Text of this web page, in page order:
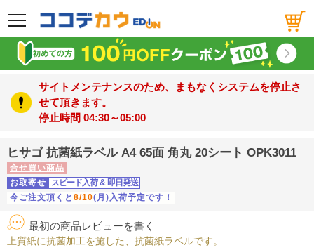
メニュー
サイトメンテナンスのため、まもなくシステムを停止さ
せて頂きます。
停止時間 04:30～05:00
ヒサゴ 抗菌紙ラベル A4 65面 角丸 20シート OPK3011
合せ買い商品
お取寄せ
スピード入荷 & 即日発送
今ご注文頂くと 8/10(月)入荷予定です！
最初の商品レビューを書く
上質紙に抗菌加工を施した、抗菌紙ラベルです。